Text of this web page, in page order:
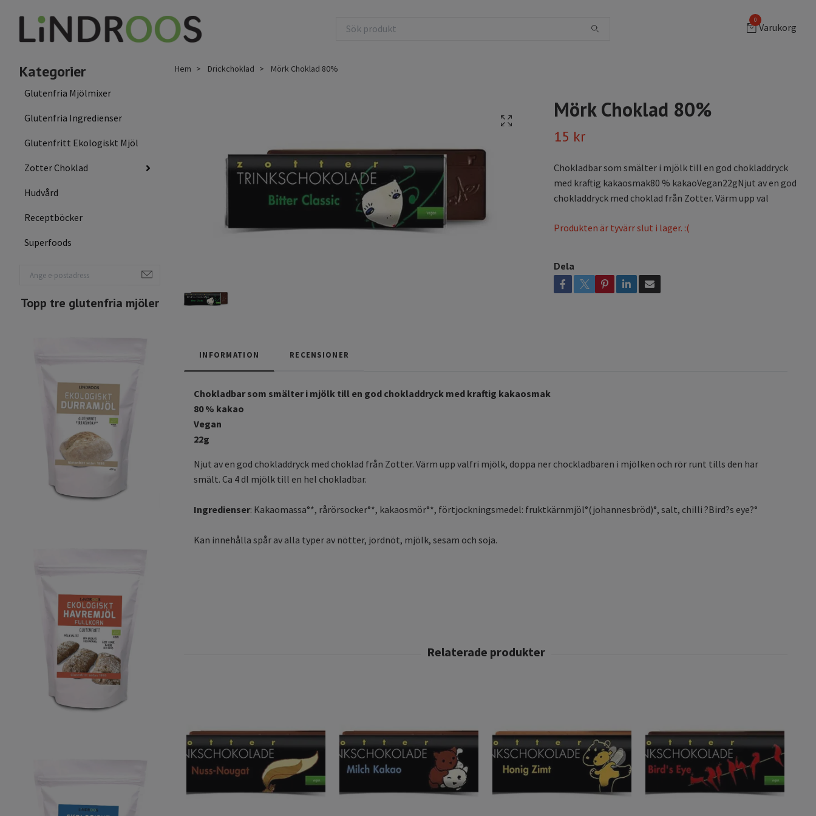
0
Varukorg
Kategorier
Glutenfria Mjölmixer
Glutenfria Ingredienser
Glutenfritt Ekologiskt Mjöl
Zotter Choklad
Hudvård
Receptböcker
Superfoods
Topp tre glutenfria mjöler
Hem Drickchoklad Mörk Choklad 80%
Mörk Choklad 80%
15 kr
Chokladbar som smälter i mjölk till en god chokladdryck
med kraftig kakaosmak80 % kakaoVegan22gNjut av en god
chokladdryck med choklad från Zotter. Värm upp val
Produkten är tyvärr slut i lager. :(
Dela
INFORMATION RECENSIONER
Chokladbar som smälter i mjölk till en god chokladdryck med kraftig kakaosmak
80 % kakao
Vegan
22g
Njut av en god chokladdryck med choklad från Zotter. Värm upp valfri mjölk, doppa ner chockladbaren i mjölken och rör runt tills den har
smält. Ca 4 dl mjölk till en hel chokladbar.
Ingredienser: Kakaomassa°*, rårörsocker°*, kakaosmör°*, förtjockningsmedel: fruktkärnmjöl°(johannesbröd)°, salt, chilli ?Bird?s eye?°
Kan innehålla spår av alla typer av nötter, jordnöt, mjölk, sesam och soja.